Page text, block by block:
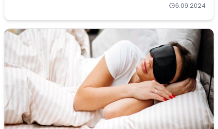
6.09.2024